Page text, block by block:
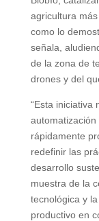
agricultura
como lo
señala,
de la zona de
drones y del
“Esta iniciativa
rápidamente
redefinir las
desarrollo
muestra de la
tecnológica y
productivo en